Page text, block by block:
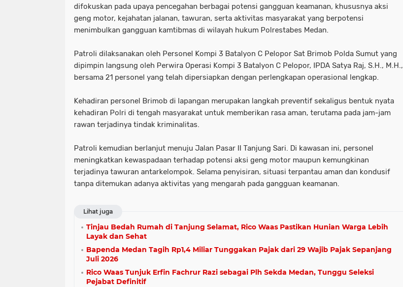
difokuskan pada upaya pencegahan berbagai potensi gangguan keamanan, khususnya aksi
geng motor, kejahatan jalanan, tawuran, serta aktivitas masyarakat yang berpotensi
menimbulkan gangguan kamtibmas di wilayah hukum Polrestabes Medan.
Patroli dilaksanakan oleh Personel Kompi 3 Batalyon C Pelopor Sat Brimob Polda Sumut yang
dipimpin langsung oleh Perwira Operasi Kompi 3 Batalyon C Pelopor, IPDA Satya Raj, S.H., M.H.,
bersama 21 personel yang telah dipersiapkan dengan perlengkapan operasional lengkap.
Kehadiran personel Brimob di lapangan merupakan langkah preventif sekaligus bentuk nyata
kehadiran Polri di tengah masyarakat untuk memberikan rasa aman, terutama pada jam-jam
rawan terjadinya tindak kriminalitas.
Patroli kemudian berlanjut menuju Jalan Pasar II Tanjung Sari. Di kawasan ini, personel
meningkatkan kewaspadaan terhadap potensi aksi geng motor maupun kemungkinan
terjadinya tawuran antarkelompok. Selama penyisiran, situasi terpantau aman dan kondusif
tanpa ditemukan adanya aktivitas yang mengarah pada gangguan keamanan.
Lihat juga
Tinjau Bedah Rumah di Tanjung Selamat, Rico Waas Pastikan Hunian Warga Lebih
Layak dan Sehat
Bapenda Medan Tagih Rp1,4 Miliar Tunggakan Pajak dari 29 Wajib Pajak Sepanjang
Juli 2026
Rico Waas Tunjuk Erfin Fachrur Razi sebagai Plh Sekda Medan, Tunggu Seleksi
Pejabat Definitif